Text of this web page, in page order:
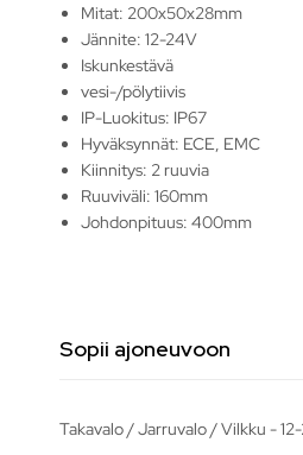
Mitat: 200x50x28mm
Jännite: 12-24V
Iskunkestävä
vesi-/pölytiivis
IP-Luokitus: IP67
Hyväksynnät: ECE, EMC
Kiinnitys: 2 ruuvia
Ruuviväli: 160mm
Johdonpituus: 400mm
Sopii ajoneuvoon
Takavalo / Jarruvalo / Vilkku -